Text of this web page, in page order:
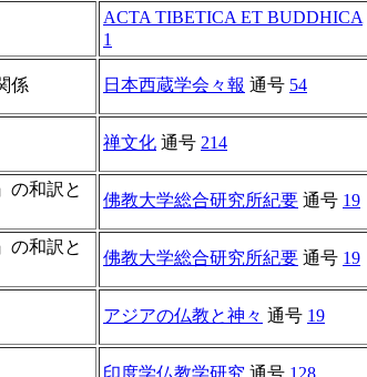
ACTA TIBETICA ET BUDDHICA
1
係 日本西蔵学会々報 通号 54
禅文化 通号 214
の和訳と
佛教大学総合研究所紀要 通号 19
の和訳と
佛教大学総合研究所紀要 通号 19
アジアの仏教と神々 通号 19
印度学仏教学研究 通号 128